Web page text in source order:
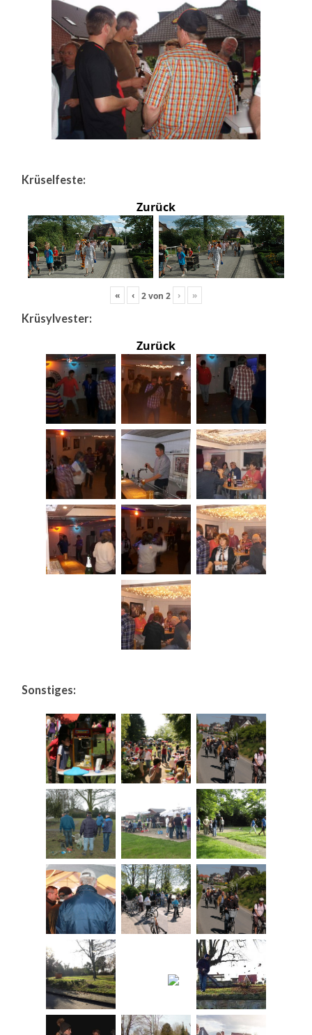
Krüselfeste:
Zurück
« ‹ 2von 2 › »
Krüsylvester:
Zurück
Sonstiges: